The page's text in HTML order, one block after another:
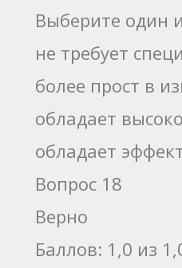
Выберите один
не требует
более прост в
обладает
обладает
Вопрос 18
Верно
Баллов: 1,0 из